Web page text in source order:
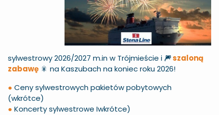
sylwestrowy 2026/2027 m.in w Trójmieście i🎆szaloną
zabawę 🎇 na Kaszubach na koniec roku 2026!
● Ceny sylwestrowych pakietów pobytowych
(wkrótce)
● Koncerty sylwestrowe Iwkrótce)